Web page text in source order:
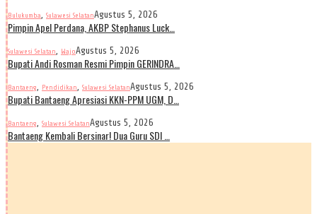
Bulukumba, Sulawesi SelatanAgustus 5, 2026
Pimpin Apel Perdana, AKBP Stephanus Luck…
Sulawesi Selatan, WajoAgustus 5, 2026
Bupati Andi Rosman Resmi Pimpin GERINDRA…
Bantaeng, Pendidikan, Sulawesi SelatanAgustus 5, 2026
Bupati Bantaeng Apresiasi KKN-PPM UGM, D…
Bantaeng, Sulawesi SelatanAgustus 5, 2026
Bantaeng Kembali Bersinar! Dua Guru SDI …